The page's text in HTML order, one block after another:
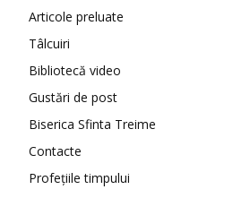
Articole preluate
Tâlcuiri
Bibliotecă video
Gustări de post
Biserica Sfinta Treime
Contacte
Profețiile timpului